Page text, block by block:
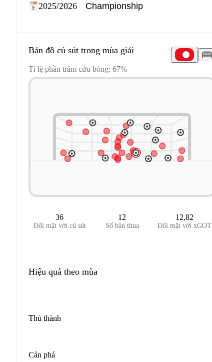
2025/2026
Bản đồ cú sút trong mùa giải
Tỉ lệ phần trăm cứu bóng: 67%
36
Đối mặt với cú sút
12
Số bàn thua
12,82
Đối mặt với xGOT
Hiệu quả theo mùa
Thủ thành
Cản phá